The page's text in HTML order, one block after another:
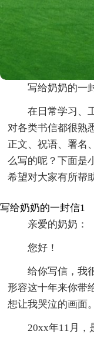
写给奶奶的一
在日常学习、
对各类书信都很熟
正文、祝语、署名
么写的呢？下面是
希望对大家有所帮
写给奶奶的一封信1
亲爱的奶奶：
您好！
给你写信，我
形容这十年来你带
想让我哭泣的画面。
20xx年11月，